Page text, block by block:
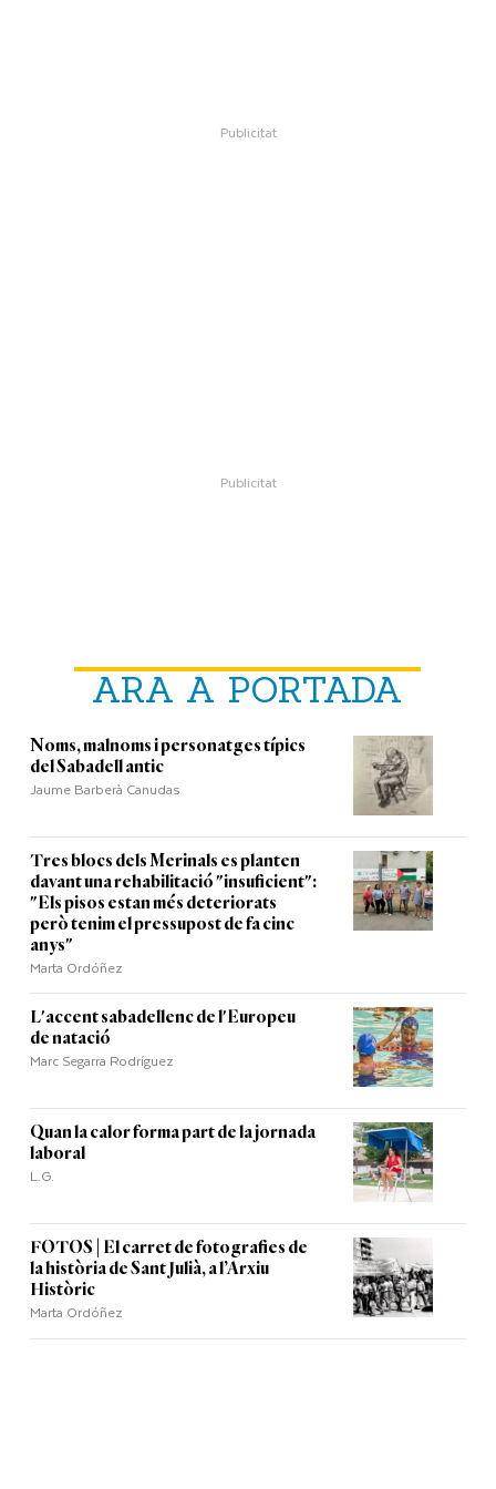
ARA A PORTADA
Noms, malnoms i personatges típics
del Sabadell antic
Jaume Barberà Canudas
Tres blocs dels Merinals es planten
davant una rehabilitació "insuficient":
"Els pisos estan més deteriorats
però tenim el pressupost de fa cinc
anys"
Marta Ordóñez
L'accent sabadellenc de l'Europeu
de natació
Marc Segarra Rodríguez
Quan la calor forma part de la jornada
laboral
L.G.
FOTOS | El carret de fotografies de
la història de Sant Julià, a l’Arxiu
Històric
Marta Ordóñez